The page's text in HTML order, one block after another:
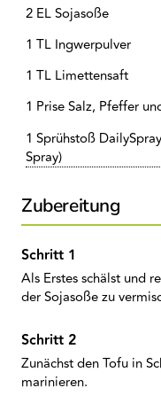
2 EL Sojasoße
1 TL Ingwerpulver
1 TL Limettensaft
1 Prise Salz, Pfeffer
1 Sprühstoß
Spray)
Zubereitung
Als Erstes schälst und
der Sojasoße zu
Zunächst den Tofu in
marinieren.